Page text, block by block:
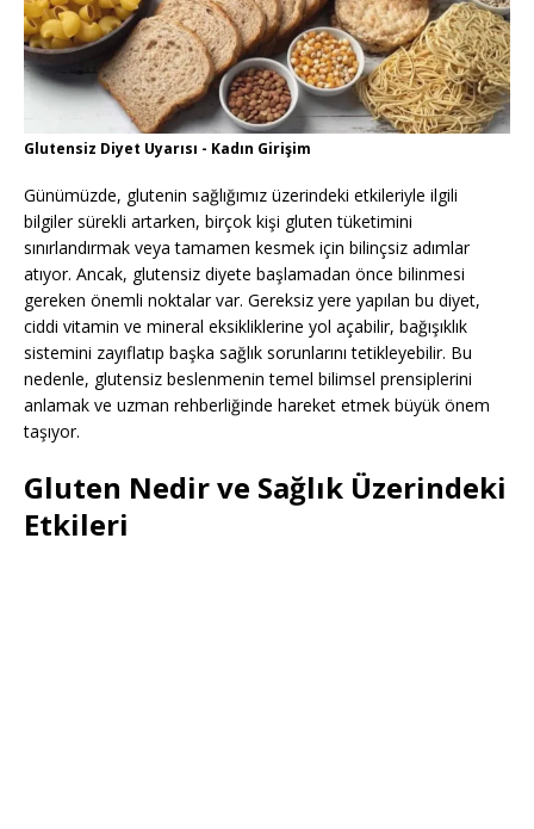
Glutensiz Diyet Uyarısı - Kadın Girişim
Günümüzde, glutenin sağlığımız üzerindeki etkileriyle ilgili
bilgiler sürekli artarken, birçok kişi gluten tüketimini
sınırlandırmak veya tamamen kesmek için bilinçsiz adımlar
atıyor. Ancak, glutensiz diyete başlamadan önce bilinmesi
gereken önemli noktalar var. Gereksiz yere yapılan bu diyet,
ciddi vitamin ve mineral eksikliklerine yol açabilir, bağışıklık
sistemini zayıflatıp başka sağlık sorunlarını tetikleyebilir. Bu
nedenle, glutensiz beslenmenin temel bilimsel prensiplerini
anlamak ve uzman rehberliğinde hareket etmek büyük önem
taşıyor.
Gluten Nedir ve Sağlık Üzerindeki
Etkileri